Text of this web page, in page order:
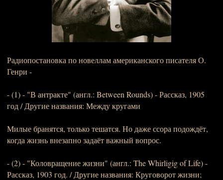
Радиопостановка по новеллам американского писателя О.
Генри -
- (1) - "В антракте" (англ.: Between Rounds) - Рассказ, 1905
год / Другие названия: Между кругами
Милые бранятся, только тешатся. Но даже ссора подождёт,
когда жизнь внезапно задаёт важный вопрос.
- (2) - "Коловращение жизни" (англ.: The Whirligig of Life) -
Рассказ, 1903 год. / Другие названия: Круговорот жизни;